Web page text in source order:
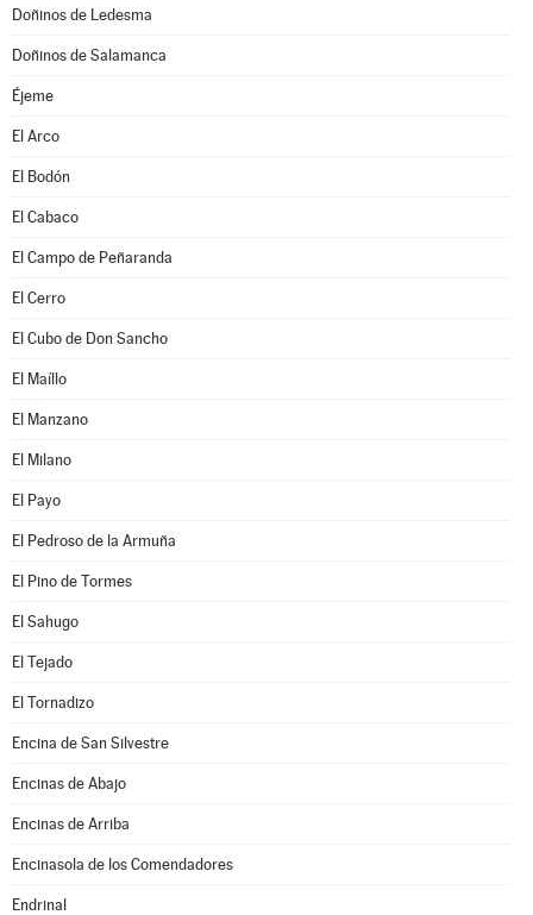
Doñinos de Ledesma
Doñinos de Salamanca
Éjeme
El Arco
El Bodón
El Cabaco
El Campo de Peñaranda
El Cerro
El Cubo de Don Sancho
El Maíllo
El Manzano
El Milano
El Payo
El Pedroso de la Armuña
El Pino de Tormes
El Sahugo
El Tejado
El Tornadizo
Encina de San Silvestre
Encinas de Abajo
Encinas de Arriba
Encinasola de los Comendadores
Endrinal